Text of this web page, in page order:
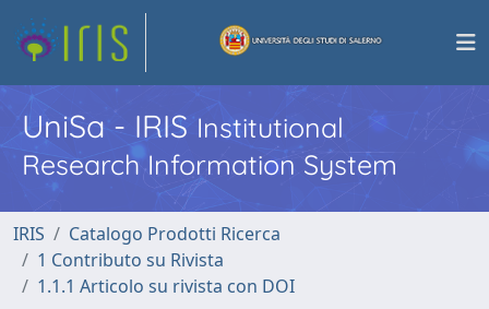
UniSa - IRISInstitutional
Research Information System
IRIS
Catalogo Prodotti Ricerca
1 Contributo su Rivista
1.1.1 Articolo su rivista con DOI